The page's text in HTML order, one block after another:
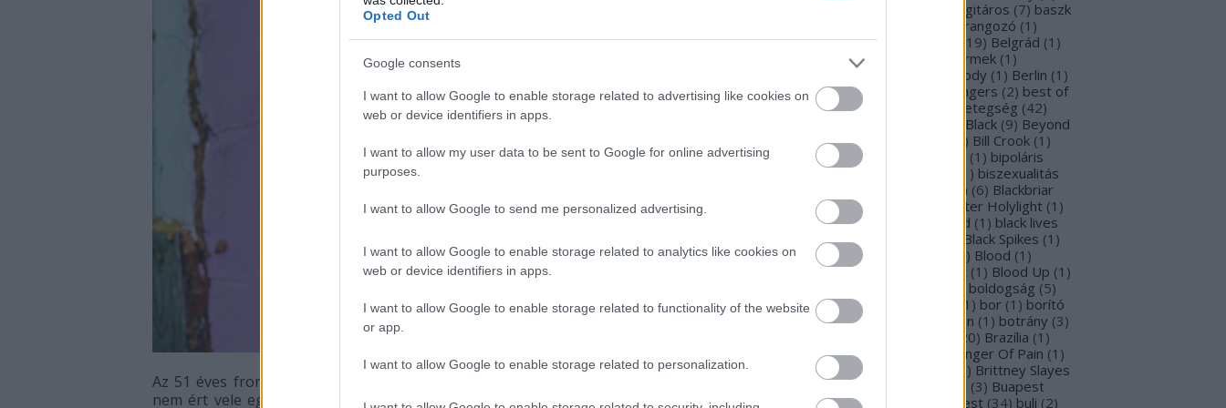
Opted Out
Google consents
I want to allow Google to enable storage related to advertising like cookies on
web or device identifiers in apps.
I want to allow my user data to be sent to Google for online advertising
purposes.
I want to allow Google to send me personalized advertising.
I want to allow Google to enable storage related to analytics like cookies on
web or device identifiers in apps.
I want to allow Google to enable storage related to functionality of the website
or app.
I want to allow Google to enable storage related to personalization.
Az 51 éves frontasszony mindig is hangot adott a véleményének és tojik arra, ha valaki
nem ért vele egyet. Most pedig beszélgettünk egy kicsit a titokzatos énekesnővel arról,
basszusgitáros (7) baszk
beharangozó (1 )
Behemoth (1 19) Belgrád (1 )
Bella Perron
belső gyermek (1 )
Ben Moody (1 ) Berlin (1 )
Besnyő Gabi
Beste Zangers (2) best of
album (1) beszámoló betegség (42)
Beyond The Black (9) Beyond
The Matrix
) Bill Crook (1 )
Binder Laura
(1 ) bipoláris
zavar (1) ) biszexualitás
Blabbermouth (6) Blackbriar
) Blackguard Blackwater Holylight (1 )
Black Anima
Black Gold (1 ) black lives
matter (1 Black Spikes (1 )
Black X-mas
) Blood (1 )
Bloodstock
Blood Blast (1 ) Blood Up (1 )
boldogság (5)
Bologna (1 1 ) bor (1 ) borító
70) borítókép Bosorkun (1 ) botrány (3)
20) Brazília (1 )
Break In ( Bringer Of Pain (1 )
Bring Me To Life
) Brittney Slayes
(3) Buapest
Aréna (2) búcsú Budapest (34) buli (2)